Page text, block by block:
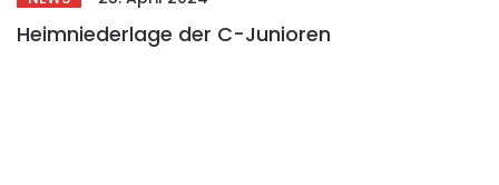
Heimniederlage der C-Junioren